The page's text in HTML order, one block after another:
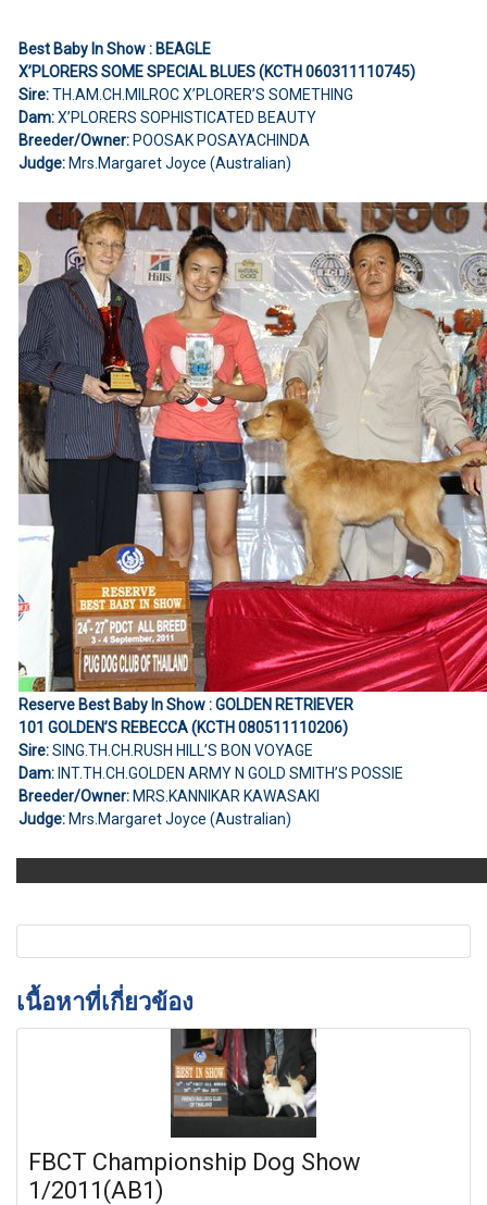
Best Baby In Show : BEAGLE
X’PLORERS SOME SPECIAL BLUES (KCTH 060311110745)
Sire:TH.AM.CH.MILROC X’PLORER’S SOMETHING
Dam:X’PLORERS SOPHISTICATED BEAUTY
Breeder/Owner:POOSAK POSAYACHINDA
Judge:Mrs.Margaret Joyce (Australian)
Reserve Best Baby In Show : GOLDEN RETRIEVER
101 GOLDEN’S REBECCA (KCTH 080511110206)
Sire:SING.TH.CH.RUSH HILL’S BON VOYAGE
Dam:INT.TH.CH.GOLDEN ARMY N GOLD SMITH’S POSSIE
Breeder/Owner:MRS.KANNIKAR KAWASAKI
Judge:Mrs.Margaret Joyce (Australian)
เนื้อหาที่เกี่ยวข้อง
FBCT Championship Dog Show
1/2011(AB1)